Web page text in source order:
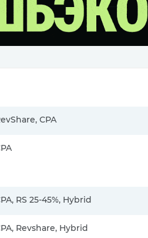
СРА
RS 25-45%, Hybrid
Revshare, Hybrid